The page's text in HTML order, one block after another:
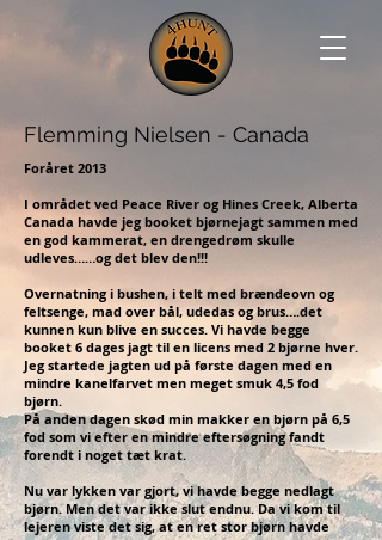
Flemming Nielsen - Canada
Foråret 2013
I området ved Peace River og Hines Creek, Alberta
Canada havde jeg booket bjørnejagt sammen med
en god kammerat, en drengedrøm skulle
udleves……og det blev den!!!
Overnatning i bushen, i telt med brændeovn og
feltsenge, mad over bål, udedas og brus….det
kunnen kun blive en succes. Vi havde begge
booket 6 dages jagt til en licens med 2 bjørne hver.
Jeg startede jagten ud på første dagen med en
mindre kanelfarvet men meget smuk 4,5 fod
bjørn.
På anden dagen skød min makker en bjørn på 6,5
fod som vi efter en mindre eftersøgning fandt
forendt i noget tæt krat.
Nu var lykken var gjort, vi havde begge nedlagt
bjørn. Men det var ikke slut endnu. Da vi kom til
lejeren viste det sig, at en ret stor bjørn havde